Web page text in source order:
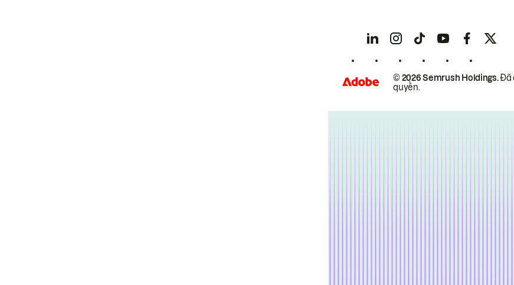
© 2026 Semrush Holdings.Đã
quyền.